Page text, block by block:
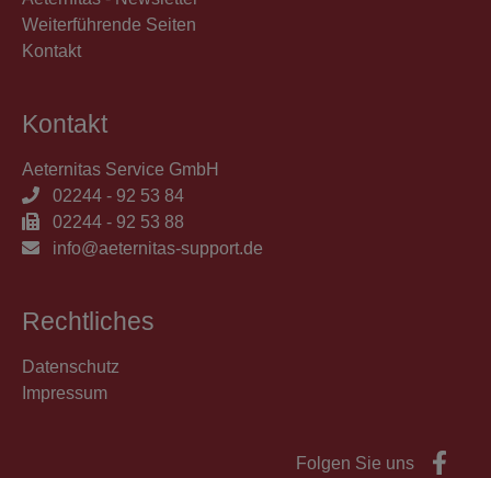
Weiterführende Seiten
Kontakt
Kontakt
Aeternitas Service GmbH
02244 - 92 53 84
02244 - 92 53 88
info@aeternitas-support.de
Rechtliches
Datenschutz
Impressum
Folgen Sie uns